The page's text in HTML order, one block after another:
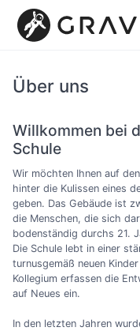
Über uns
Willkommen bei
Schule
Wir möchten Ihnen auf
hinter die Kulissen eines
geben. Das Gebäude ist
die Menschen, die sich
bodenständig durchs 21.
Die Schule lebt in einer
turnusgemäß neuen
Kollegium erfassen die
auf Neues ein.
In den letzten Jahren